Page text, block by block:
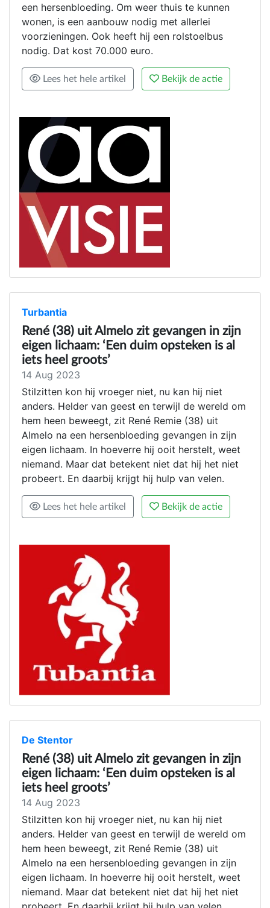
een hersenbloeding. Om weer thuis te kunnen
wonen, is een aanbouw nodig met allerlei
voorzieningen. Ook heeft hij een rolstoelbus
nodig. Dat kost 70.000 euro.
Lees het hele artikel Bekijk de actie
Turbantia
René (38) uit Almelo zit gevangen in zijn
eigen lichaam: ‘Een duim opsteken is al
iets heel groots’
14 Aug 2023
Stilzitten kon hij vroeger niet, nu kan hij niet
anders. Helder van geest en terwijl de wereld om
hem heen beweegt, zit René Remie (38) uit
Almelo na een hersenbloeding gevangen in zijn
eigen lichaam. In hoeverre hij ooit herstelt, weet
niemand. Maar dat betekent niet dat hij het niet
probeert. En daarbij krijgt hij hulp van velen.
Lees het hele artikel Bekijk de actie
De Stentor
René (38) uit Almelo zit gevangen in zijn
eigen lichaam: ‘Een duim opsteken is al
iets heel groots’
14 Aug 2023
Stilzitten kon hij vroeger niet, nu kan hij niet
anders. Helder van geest en terwijl de wereld om
hem heen beweegt, zit René Remie (38) uit
Almelo na een hersenbloeding gevangen in zijn
eigen lichaam. In hoeverre hij ooit herstelt, weet
niemand. Maar dat betekent niet dat hij het niet